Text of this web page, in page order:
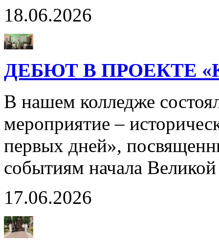
18.06.2026
ДЕБЮТ В ПРОЕКТЕ
В нашем колледже
мероприятие –
первых дней»,
событиям начала
17.06.2026